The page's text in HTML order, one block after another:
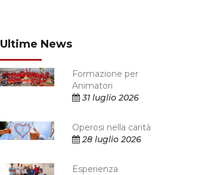
Ultime News
Formazione per
Animatori
31 luglio 2026
Operosi nella carità
28 luglio 2026
Esperienza